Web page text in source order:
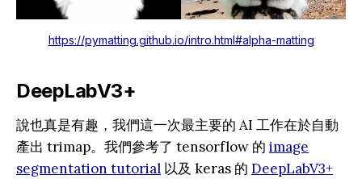
https://pymatting.github.io/intro.html#alpha-matting
DeepLabV3+
說也真是有趣，我們這一次最主要的 AI 工作在於自動
產出 trimap。我們參考了 tensorflow 的 image
segmentation tutorial 以及 keras 的 DeepLabV3+